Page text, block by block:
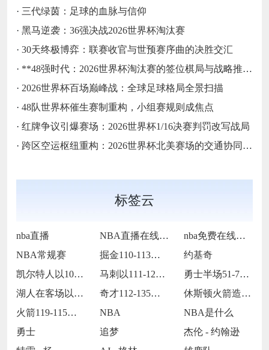
· 三代绿茵：足球的血脉与信仰
· 黑马逆袭：36强决战2026世界杯淘汰赛
· 30天终极博弈：联赛收官与世预赛序曲的决胜交汇
· **48强时代：2026世界杯淘汰赛的签位棋局与战略推演**
· 2026世界杯百场巅峰战：全球足球格局全景扫描
· 48队世界杯催生赛制重构，小组赛规则成焦点
· 红牌争议引爆赛场：2026世界杯1/16决赛判罚改写战局
· 跨区空运枢纽重构：2026世界杯北美赛场的交通协同与效能优化方案
标签云
nba直播 NBA直播在线观看
nba免费在线高清直播
NBA常规赛
掘金110-113不敌马刺
约基奇
凯尔特人以109-86战胜火箭
马刺以111-122不敌掘金
勇士半场51-75落后国王24分
湖人在客场以115-119惜败火箭
奇才112-135不敌火箭
休斯顿火箭造访客场以119-115险胜孟
火箭119-115战胜灰熊
NBA
NBA是什么
勇士
追梦
杰伦 - 约翰逊